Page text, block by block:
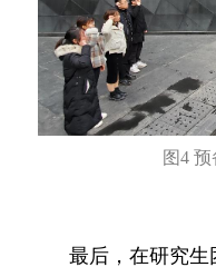
图4
最后，在研究